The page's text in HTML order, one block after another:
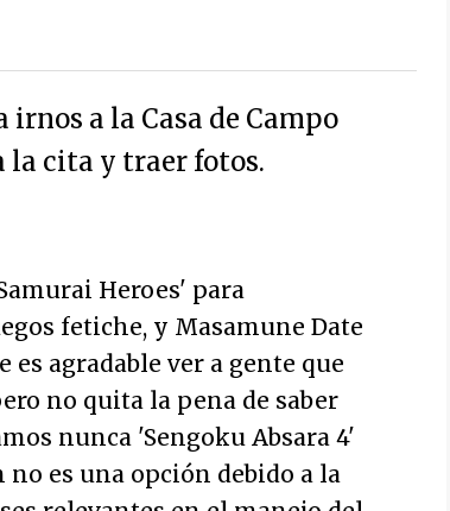
irnos a la Casa de Campo
la cita y traer fotos.
Heroes' para
fetiche, y Masamune Date
agradable ver a gente que
no quita la pena de saber
nunca 'Sengoku Absara 4'
es una opción debido a la